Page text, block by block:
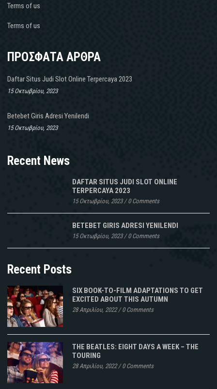
Terms of us
Terms of us
ΠΡΟΣΦΑΤΑ ΑΡΘΡΑ
Daftar Situs Judi Slot Online Terpercaya 2023
15 Οκτωβρίου, 2023
Betebet Giris Adresi Yenilendi
15 Οκτωβρίου, 2023
Recent News
DAFTAR SITUS JUDI SLOT ONLINE
TERPERCAYA 2023
15 Οκτωβρίου, 2023/0 Comments
BETEBET GIRIS ADRESI YENILENDI
15 Οκτωβρίου, 2023/0 Comments
Recent Posts
SIX BOOK-TO-FILM ADAPTATIONS TO GET
EXCITED ABOUT THIS AUTUMN
28 Απριλίου, 2022/0 Comments
THE BEATLES: EIGHT DAYS A WEEK – THE
TOURING
28 Απριλίου, 2022/0 Comments